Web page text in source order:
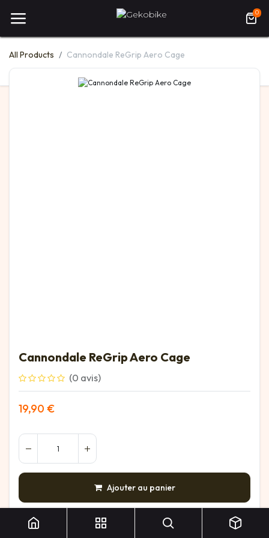
0
All Products Cannondale ReGrip Aero Cage
Cannondale ReGrip Aero Cage
(0 avis)
19,90 €
Ajouter au panier
AJOUTER À LA LISTE DE SOUHAITS